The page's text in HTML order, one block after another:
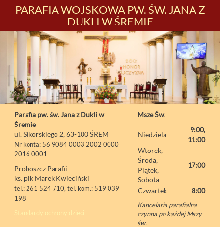
PARAFIA WOJSKOWA PW. ŚW. JANA Z
DUKLI W ŚREMIE
Parafia pw. św. Jana z Dukli w
Śremie
ul. Sikorskiego 2, 63-100 ŚREM
Nr konta: 56 9084 0003 2002 0000
2016 0001
Proboszcz Parafii
ks. płk Marek Kwieciński
tel.: 261 524 710, tel. kom.: 519 039
198
Standardy ochrony dzieci
Msze Św.
Niedziela
9:00,
11:00
Wtorek,
Środa,
Piątek,
Sobota
17:00
Czwartek 8:00
Kancelaria parafialna
czynna po każdej Mszy
św.